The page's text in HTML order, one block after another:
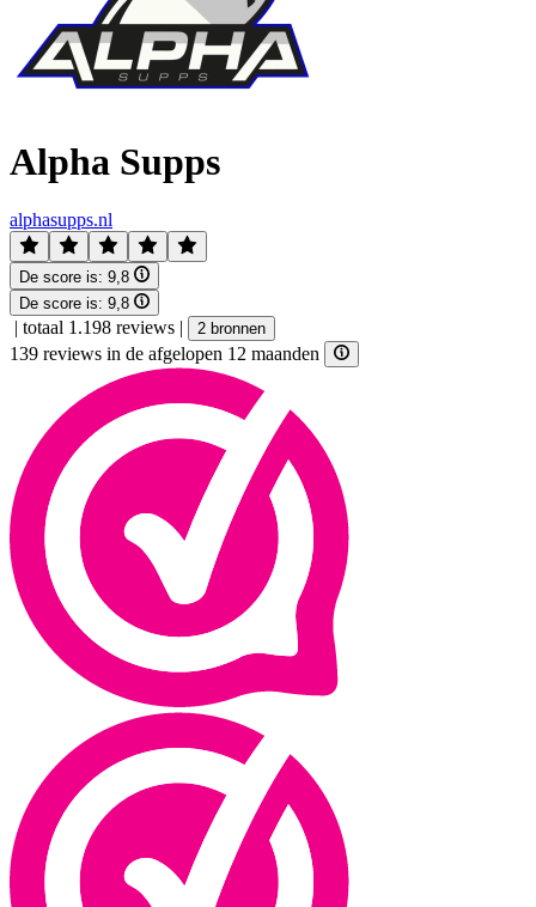
Alpha Supps
alphasupps.nl
De score is: 9,8
De score is: 9,8
| totaal 1.198 reviews | 2 bronnen
139 reviews in de afgelopen 12 maanden